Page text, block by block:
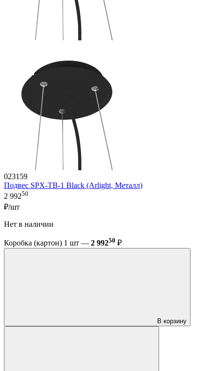
023159
Подвес SPX-TB-1 Black (Arlight, Металл)
2 99250
₽/шт
Нет в наличии
Коробка (картон) 1 шт — 2 99250 ₽
В корзину